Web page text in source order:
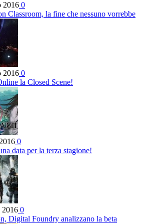
2016 0
Classroom, la fine che nessuno vorrebbe
2016 0
la Closed Scene!
0
data per la terza stagione!
2016 0
Digital Foundry analizzano la beta